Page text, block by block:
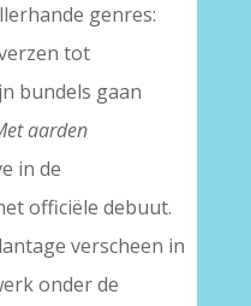
genres:
tot
bundels gaan
aarden
in de
officiële debuut.
verscheen in
onder de